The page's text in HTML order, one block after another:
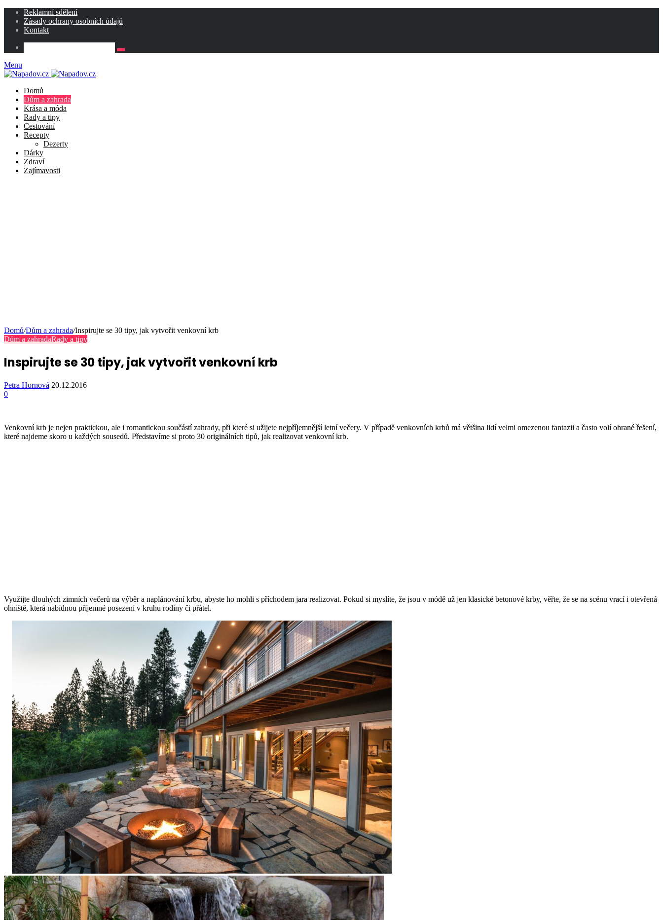
Reklamní sdělení
Zásady ochrany osobních údajů
Kontakt
Menu
Domů
Dům a zahrada
Krása a móda
Rady a tipy
Cestování
Recepty
Dezerty
Dárky
Zdraví
Zajímavosti
Domů/Dům a zahrada/Inspirujte se 30 tipy, jak vytvořit venkovní krb
Dům a zahradaRady a tipy
Inspirujte se 30 tipy, jak vytvořit venkovní krb
Petra Hornová 20.12.2016
0
Venkovní krb je nejen praktickou, ale i romantickou součástí zahrady, při které si užijete nejpříjemnější letní večery. V případě venkovních krbů má většina lidí velmi omezenou fantazii a často volí ohrané řešení,
které najdeme skoro u každých sousedů. Představíme si proto 30 originálních tipů, jak realizovat venkovní krb.
Využijte dlouhých zimních večerů na výběr a naplánování krbu, abyste ho mohli s příchodem jara realizovat. Pokud si myslíte, že jsou v módě už jen klasické betonové krby, věřte, že se na scénu vrací i otevřená
ohniště, která nabídnou příjemné posezení v kruhu rodiny či přátel.